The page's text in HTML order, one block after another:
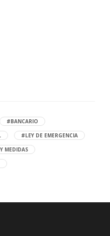
#BANCARIO
#LEY DE EMERGENCIA
MEDIDAS